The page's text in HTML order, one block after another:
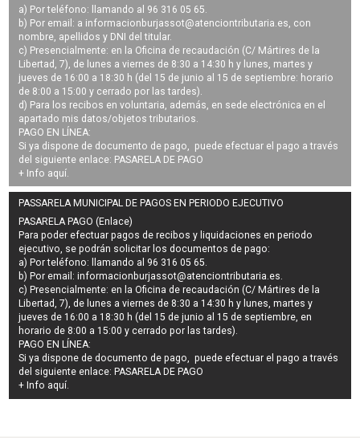
a) Por teléfono: llamando al 96 316 05 65.
b) Por email: a informacionburjassot@atenciontributaria.es, con
nombre, apellidos y DNI del titular.
c) Presencialmente: en la Oficina de recaudación (C/ Mártires de la
Libertad, 7), de lunes a viernes de 8:30 a 14:30 h y lunes, martes y
jueves de 16:00 a 18:30 h (del 15 de junio al 15 de septiembre: horario
de 8:00 a 15:00 y cerrado por las tardes).
d) Para los recibos en voluntaria, además, en sede electrónica en el
apartado mis datos/objetos tributarios.
PAGO EN LÍNEA:
Si ya dispone de documento de pago, puede efectuar el pago a través
del siguiente enlace: PASARELA DE PAGO
+ Info aquí.
PASSARELA MUNICIPAL DE PAGOS EN PERIODO EJECUTIVO
PASARELA PAGO (Enlace)
Para poder efectuar pagos derecibos y liquidaciones en periodo
ejecutivo, se podrán solicitar los documentos de pago:
a) Por teléfono: llamando al 96 316 05 65.
b) Por email:informacionburjassot@atenciontributaria.es.
c) Presencialmente: en la Oficina de recaudación (C/ Mártires de la
Libertad, 7), de lunes a viernes de 8:30 a 14:30 h y lunes, martes y
jueves de 16:00 a 18:30 h (del 15 de junio al 15 de septiembre, en
horario de 8:00 a 15:00 y cerrado por las tardes).
PAGO EN LÍNEA:
Si ya dispone de documento de pago, puede efectuar el pago a través
del siguiente enlace: PASARELA DE PAGO
+ Info aquí.